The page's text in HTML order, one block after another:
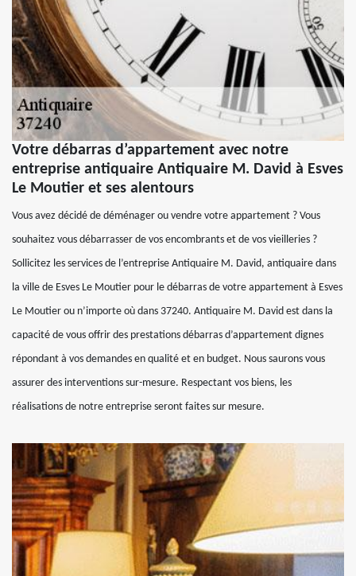
Votre débarras d’appartement avec notre
entreprise antiquaire Antiquaire M. David à Esves
Le Moutier et ses alentours
Vous avez décidé de déménager ou vendre votre appartement ? Vous
souhaitez vous débarrasser de vos encombrants et de vos vieilleries ?
Sollicitez les services de l’entreprise Antiquaire M. David, antiquaire dans
la ville de Esves Le Moutier pour le débarras de votre appartement à Esves
Le Moutier ou n’importe où dans 37240. Antiquaire M. David est dans la
capacité de vous offrir des prestations débarras d’appartement dignes
répondant à vos demandes en qualité et en budget. Nous saurons vous
assurer des interventions sur-mesure. Respectant vos biens, les
réalisations de notre entreprise seront faites sur mesure.